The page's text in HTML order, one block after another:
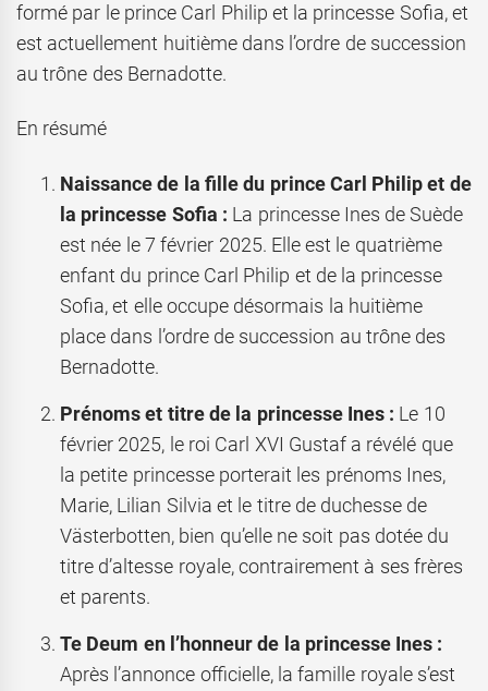
formé par le prince Carl Philip et la princesse Sofia, et
est actuellement huitième dans l’ordre de succession
au trône des Bernadotte.
En résumé
Naissance de la fille du prince Carl Philip et de
la princesse Sofia : La princesse Ines de Suède
est née le 7 février 2025. Elle est le quatrième
enfant du prince Carl Philip et de la princesse
Sofia, et elle occupe désormais la huitième
place dans l’ordre de succession au trône des
Bernadotte.
Prénoms et titre de la princesse Ines : Le 10
février 2025, le roi Carl XVI Gustaf a révélé que
la petite princesse porterait les prénoms Ines,
Marie, Lilian Silvia et le titre de duchesse de
Västerbotten, bien qu’elle ne soit pas dotée du
titre d’altesse royale, contrairement à ses frères
et parents.
Te Deum en l’honneur de la princesse Ines :
Après l’annonce officielle, la famille royale s’est